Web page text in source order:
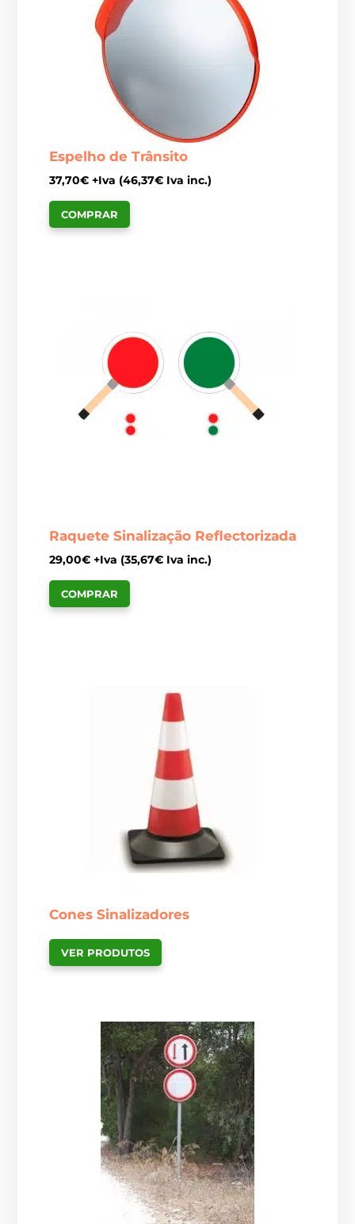
Espelho de Trânsito
37,70€ +Iva (46,37€ Iva inc.)
COMPRAR
Raquete Sinalização Reflectorizada
29,00€ +Iva (35,67€ Iva inc.)
COMPRAR
Cones Sinalizadores
VER PRODUTOS